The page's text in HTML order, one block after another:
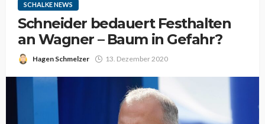
SCHALKE NEWS
Schneider bedauert Festhalten
an Wagner – Baum in Gefahr?
Hagen Schmelzer 13. Dezember 2020